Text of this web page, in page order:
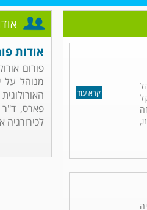
אודות
פורום
מנוהל על
פארס, ד"ר
לכירורגיה
קרא עוד